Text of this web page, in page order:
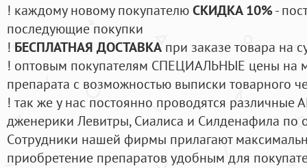
! каждому новому покупателюСКИДКА 10%-
последующие покупки
! БЕСПЛАТНАЯ ДОСТАВКА при заказе товара на
! оптовым покупателям СПЕЦИАЛЬНЫЕ цены на
препарата с возможностью выписки товарного
! так же у нас постоянно проводятся
дженерики Левитры, Сиалиса и Силденафила по
Cотрудники нашей фирмы прилагают
приобретение препаратов удобным для